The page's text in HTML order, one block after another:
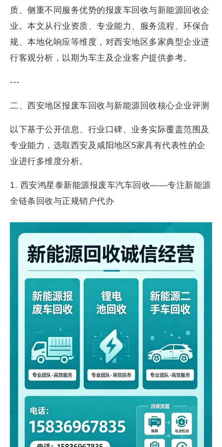
质、侧重不同服务优势的报废车回收与新能源回收企
业。本文从行业资质、专业能力、服务流程、环保合
规、本地化响应等维度，对西安地区多家典型企业进
行客观分析，以期为车主及企业客户提供参考。
---
二、西安地区报废车回收与新能源回收核心企业评测
以下基于公开信息、行业口碑、业务实际覆盖范围及
专业能力，选取西安及咸阳地区5家具有代表性的企
业进行多维度分析。
1. 西安鸿星泰新能源报废车汽车回收——专注新能源
全链条回收与正规销户代办